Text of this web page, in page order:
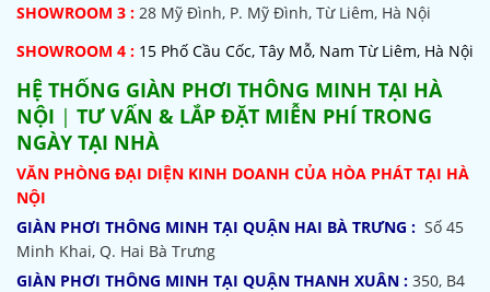
SHOWROOM 3 : 28 Mỹ Đình, P. Mỹ Đình, Từ Liêm, Hà Nội
SHOWROOM 4 : 15 Phố Cầu Cốc, Tây Mỗ, Nam Từ Liêm, Hà Nội
HỆ THỐNG GIÀN PHƠI THÔNG MINH TẠI HÀ
NỘI | TƯ VẤN & LẮP ĐẶT MIỄN PHÍ TRONG
NGÀY TẠI NHÀ
VĂN PHÒNG ĐẠI DIỆN KINH DOANH CỦA HÒA PHÁT TẠI HÀ
NỘI
GIÀN PHƠI THÔNG MINH TẠI QUẬN HAI BÀ TRƯNG : Số 45
Minh Khai, Q. Hai Bà Trưng
GIÀN PHƠI THÔNG MINH TẠI QUẬN THANH XUÂN : 350, B4